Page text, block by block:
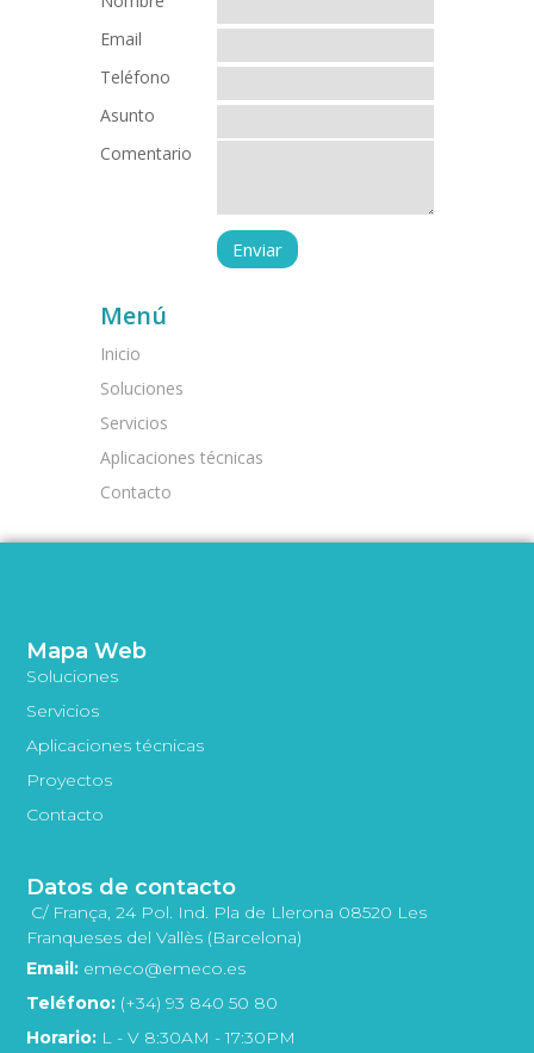
Email
Teléfono
Asunto
Comentario
Menú
Inicio
Soluciones
Servicios
Aplicaciones técnicas
Contacto
Mapa Web
Soluciones
Servicios
Aplicaciones técnicas
Proyectos
Contacto
Datos de contacto
C/ França, 24 Pol. Ind. Pla de Llerona 08520 Les
Franqueses del Vallès (Barcelona)
Email: emeco@emeco.es
Teléfono: (+34) 93 840 50 80
Horario: L - V 8:30AM - 17:30PM